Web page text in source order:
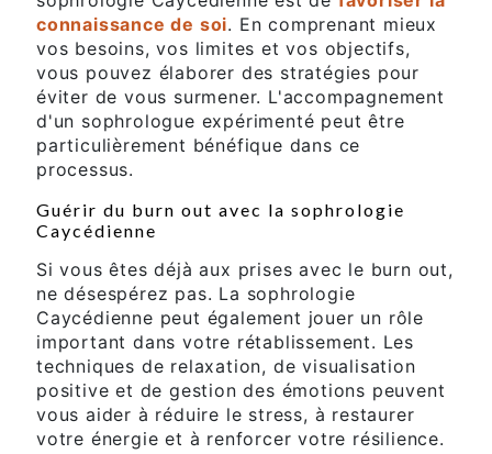
connaissance de soi. En comprenant mieux
vos besoins, vos limites et vos objectifs,
vous pouvez élaborer des stratégies pour
éviter de vous surmener. L'accompagnement
d'un sophrologue expérimenté peut être
particulièrement bénéfique dans ce
processus.
Guérir du burn out avec la sophrologie
Caycédienne
Si vous êtes déjà aux prises avec le burn out,
ne désespérez pas. La sophrologie
Caycédienne peut également jouer un rôle
important dans votre rétablissement. Les
techniques de relaxation, de visualisation
positive et de gestion des émotions peuvent
vous aider à réduire le stress, à restaurer
votre énergie et à renforcer votre résilience.